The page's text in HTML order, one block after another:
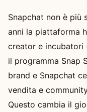
Snapchat non è più
anni la piattaforma
creator e incubatori
il programma Snap
brand e Snapchat
vendita e
Questo cambia il